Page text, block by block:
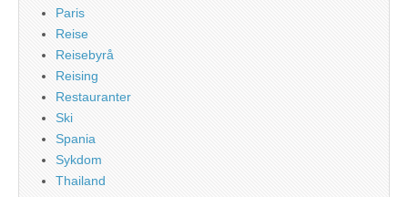
Paris
Reise
Reisebyrå
Reising
Restauranter
Ski
Spania
Sykdom
Thailand